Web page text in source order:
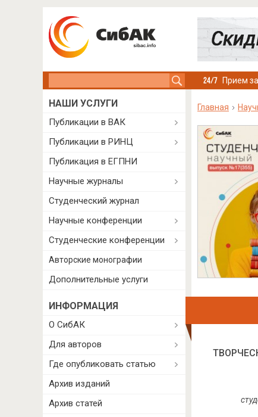
Прием
Главная
НАШИ УСЛУГИ
Публикации в ВАК
Публикации в РИНЦ
Публикация в ЕГПНИ
Научные журналы
Студенческий журнал
Научные конференции
Студенческие конференции
Авторские монографии
Дополнительные услуги
ИНФОРМАЦИЯ
О СибАК
Для авторов
Где опубликовать статью
Архив изданий
Архив статей